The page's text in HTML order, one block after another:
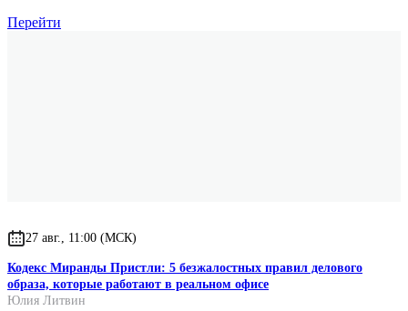
Перейти
27 авг., 11:00 (МСК)
Кодекс Миранды Пристли: 5 безжалостных правил делового
образа, которые работают в реальном офисе
Юлия Литвин